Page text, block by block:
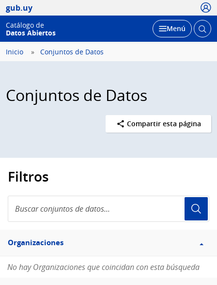
gub.uy
Catálogo de
Datos Abiertos
Desplegar
Menú Abrir
Inicio Conjuntos de Datos
Conjuntos de Datos
Compartir esta página
Filtros
conjuntos
de
Filtro
Organizaciones
Organizaciones
No hay Organizaciones que coincidan con esta búsqueda